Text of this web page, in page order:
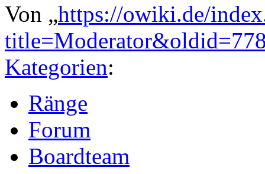
Von „https://owiki.de/
Kategorien:
Ränge
Forum
Boardteam